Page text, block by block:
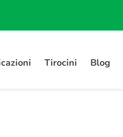
Tirocini Blog